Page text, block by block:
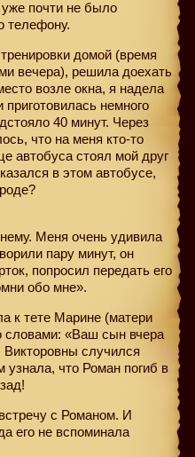
почти не было
телефону.
домой (время
вечера), решила доехать
возле окна, я надела
немного
40 минут. Через
что на меня кто-то
автобуса стоял мой друг
в этом автобусе,
Меня очень удивила
пару минут, он
попросил передать его
обо мне».
к тете Марине (матери
словами: «Ваш сын вчера
случился
узнала, что Роман погиб в
с Романом. И
его не вспоминала